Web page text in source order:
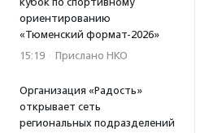
ориентированию
«Тюменский формат-2026»
15:19 · Прислано НКО
Организация «Радость»
открывает сеть
региональных подразделений